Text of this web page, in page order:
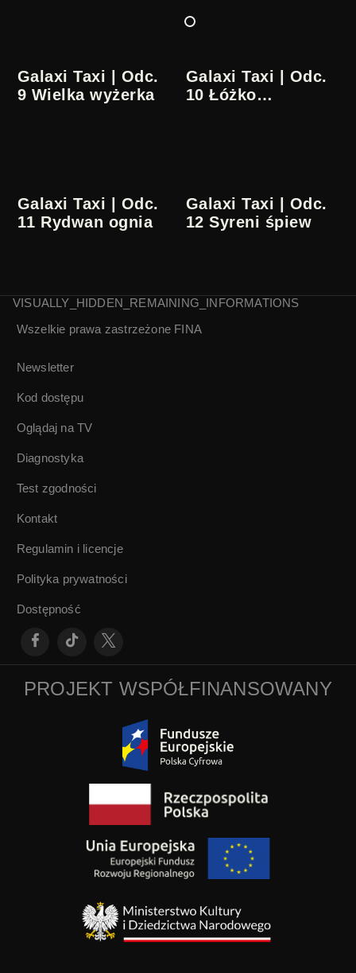
Galaxi Taxi | Odc.
9 Wielka wyżerka
Galaxi Taxi | Odc.
10 Łóżko
Galaxi Taxi | Odc.
11 Rydwan ognia
Galaxi Taxi | Odc.
12 Syreni śpiew
Galaxi Taxi | Odc.
nieszczęścia
VISUALLY_HIDDEN_REMAINING_INFORMATIONS
Wszelkie prawa zastrzeżone FINA
Newsletter
Kod dostępu
Oglądaj na TV
Diagnostyka
Test zgodności
Kontakt
Regulamin i licencje
Polityka prywatności
Dostępność
PROJEKT WSPÓŁFINANSOWANY